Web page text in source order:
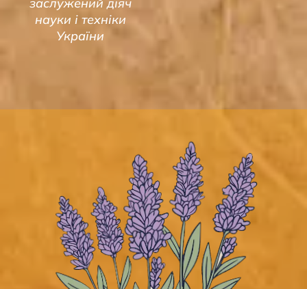
науки і техніки
України